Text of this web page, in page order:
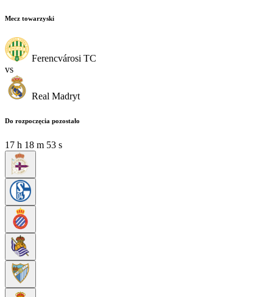
Mecz towarzyski
Ferencvárosi TC
vs
Real Madryt
Do rozpoczęcia pozostało
17 h 18 m 52 s